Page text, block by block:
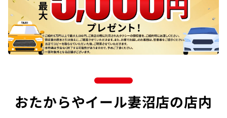
おたからやイール妻沼店の店内